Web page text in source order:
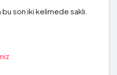
son iki kelimede saklı.